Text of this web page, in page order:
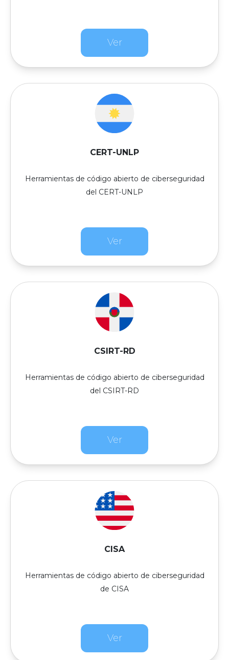
Ver
CERT-UNLP
Herramientas de código abierto de ciberseguridad
del CERT-UNLP
Ver
CSIRT-RD
Herramientas de código abierto de ciberseguridad
del CSIRT-RD
Ver
CISA
Herramientas de código abierto de ciberseguridad
de CISA
Ver